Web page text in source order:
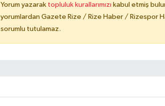
Yorum yazarak topluluk kurallarımızı kabul etmiş
yorumlardan Gazete Rize / Rize Haber / Rizespor
sorumlu tutulamaz.